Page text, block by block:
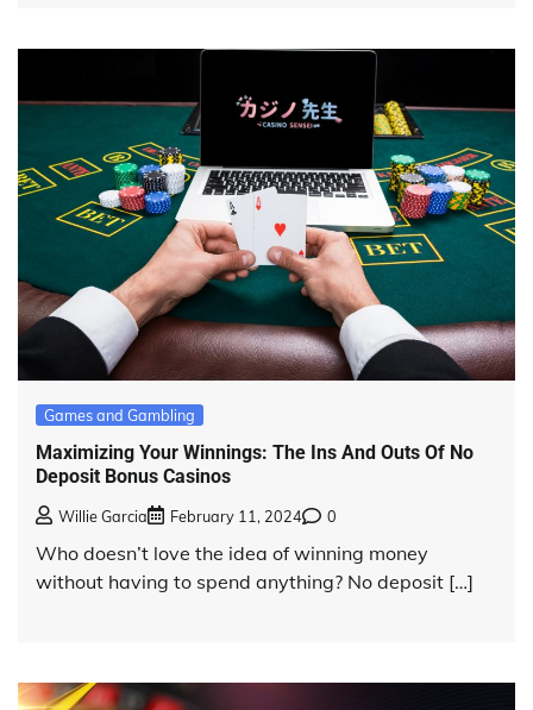
Games and Gambling
Maximizing Your Winnings: The Ins And Outs Of No
Deposit Bonus Casinos
Willie Garcia February 11, 2024 0
Who doesn’t love the idea of winning money
without having to spend anything? No deposit […]